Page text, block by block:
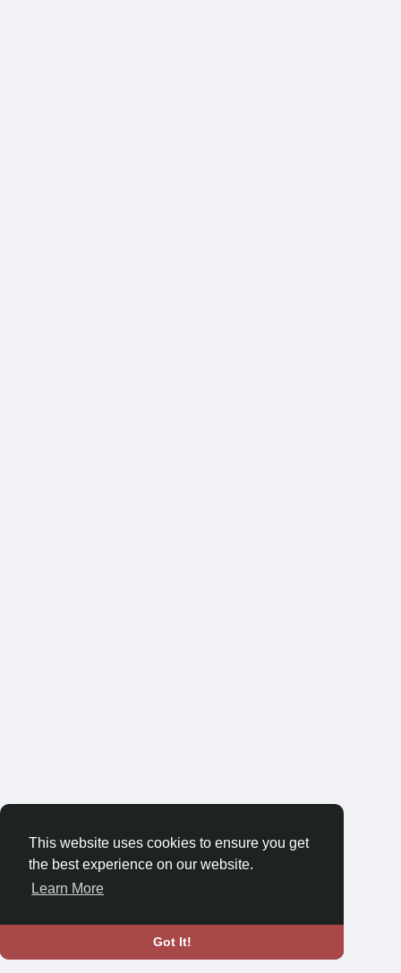
This website uses cookies to ensure you get
the best experience on our website.
Learn More
Got It!